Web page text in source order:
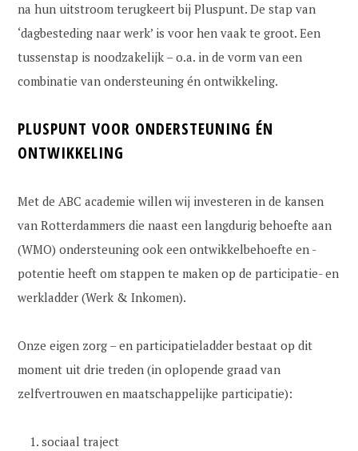
na hun uitstroom terugkeert bij Pluspunt. De stap van
‘dagbesteding naar werk’ is voor hen vaak te groot. Een
tussenstap is noodzakelijk – o.a. in de vorm van een
combinatie van ondersteuning én ontwikkeling.
PLUSPUNT VOOR ONDERSTEUNING ÉN
ONTWIKKELING
Met de ABC academie willen wij investeren in de kansen
van Rotterdammers die naast een langdurig behoefte aan
(WMO) ondersteuning ook een ontwikkelbehoefte en -
potentie heeft om stappen te maken op de participatie- en
werkladder (Werk & Inkomen).
Onze eigen zorg – en participatieladder bestaat op dit
moment uit drie treden (in oplopende graad van
zelfvertrouwen en maatschappelijke participatie):
sociaal traject